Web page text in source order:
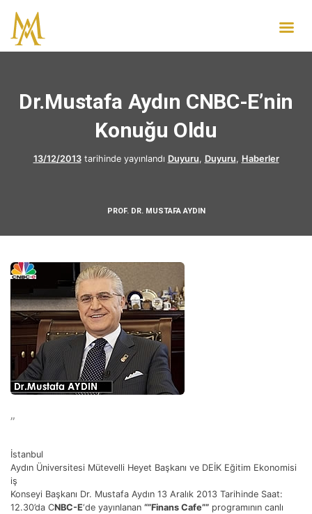
Dr.Mustafa Aydın CNBC-E’nin
Konuğu Oldu
13/12/2013tarihinde yayınlandı Duyuru, Duyuru, Haberler
PROF. DR. MUSTAFA AYDIN
”
İstanbul
Aydın Üniversitesi Mütevelli Heyet Başkanı ve DEİK Eğitim Ekonomisi
iş
Konseyi Başkanı Dr. Mustafa Aydın 13 Aralık 2013 Tarihinde Saat:
12.30’da CNBC-E‘de yayınlanan “”Finans Cafe”” programının canlı